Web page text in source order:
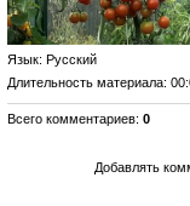
Язык: Русский
Длительность материала:
Всего комментариев: 0
Добавлять